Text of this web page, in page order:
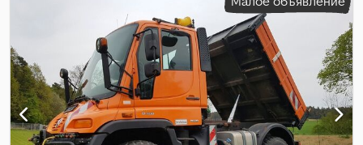
гидроборт, компрессор, кондиционер, полный привод,
сажевый фильтр, электронная программа стабилизации